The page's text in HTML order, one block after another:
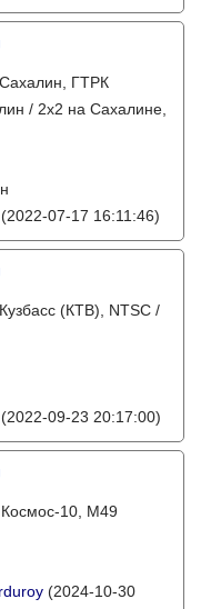
ГТРК
/ 2х2 на Сахалине,
(2022-07-17 16:11:46)
(КТВ), NTSC /
(2022-09-23 20:17:00)
10, М49
(2024-10-30